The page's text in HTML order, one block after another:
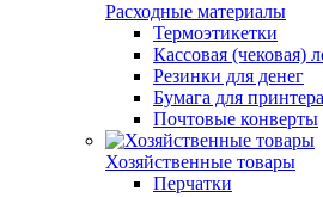
Расходные материалы
Термоэтикетки
Кассовая (чековая)
Резинки для денег
Бумага для принтера
Почтовые конверты
Хозяйственные товары
Перчатки